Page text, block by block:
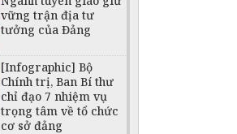
vững trận địa tư
tưởng của Đảng
[Infographic] Bộ
Chính trị, Ban Bí thư
chỉ đạo 7 nhiệm vụ
trọng tâm về tổ chức
cơ sở đảng